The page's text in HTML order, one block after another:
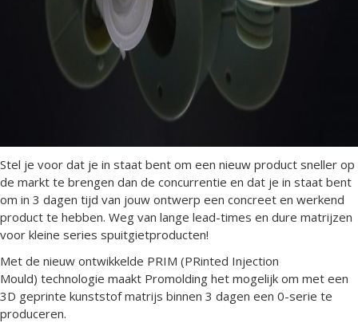
Stel je voor dat je in staat bent om een nieuw product sneller op
de markt te brengen dan de concurrentie en dat je in staat bent
om in 3 dagen tijd van jouw ontwerp een concreet en werkend
product te hebben. Weg van lange lead-times en dure matrijzen
voor kleine series spuitgietproducten!
Met de nieuw ontwikkelde PRIM (PRinted Injection
Mould) technologie maakt Promolding het mogelijk om met een
3D geprinte kunststof matrijs binnen 3 dagen een 0-serie te
produceren.